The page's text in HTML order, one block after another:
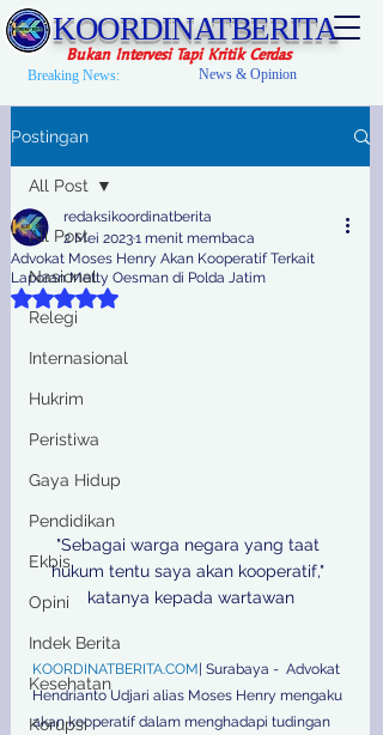
KOORDINATBERITA
Bukan Intervesi Tapi Kritik Cerdas
Breaking News: News & Opinion
Postingan
All Post
Nasional
Relegi
Internasional
Hukrim
Peristiwa
Gaya Hidup
Pendidikan
Ekbis
Opini
Indek Berita
Kesehatan
Korupsi
All Post
Advokat Moses Henry Akan Kooperatif Terkait
Laporan Metty Oesman di Polda Jatim
redaksikoordinatberita
2 Mei 20231 menit membaca
Dinilai NaN dari 5 bintang.
"Sebagai warga negara yang taat
hukum tentu saya akan kooperatif,"
katanya kepada wartawan
KOORDINATBERITA.COM | Surabaya -  Advokat
Hendrianto Udjari alias Moses Henry mengaku
akan kooperatif dalam menghadapi tudingan